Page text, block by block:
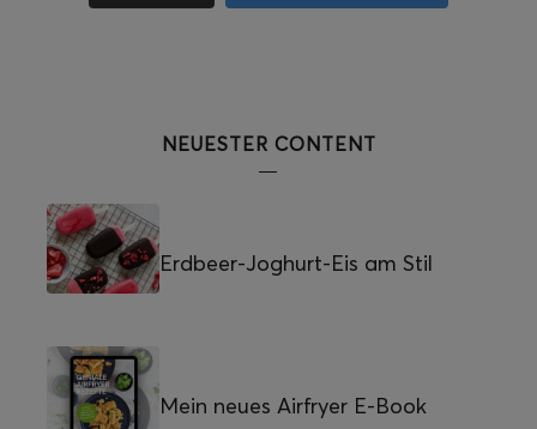
NEUESTER CONTENT
Erdbeer-Joghurt-Eis am Stil
Mein neues Airfryer E-Book